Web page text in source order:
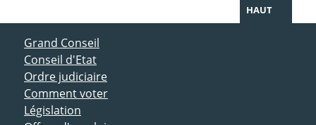
HAUT
ACCÈS DIRECT
Grand Conseil
Conseil d'Etat
Ordre judiciaire
Comment voter
Législation